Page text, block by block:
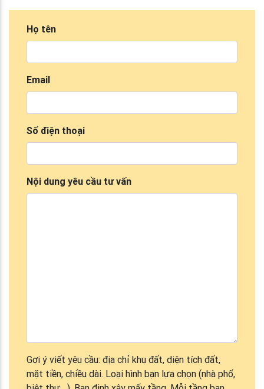
Họ tên
Email
Số điện thoại
Nội dung yêu cầu tư vấn
Gợi ý viết yêu cầu: địa chỉ khu đất, diện tích đất,
mặt tiền, chiều dài. Loại hình bạn lựa chọn (nhà phố,